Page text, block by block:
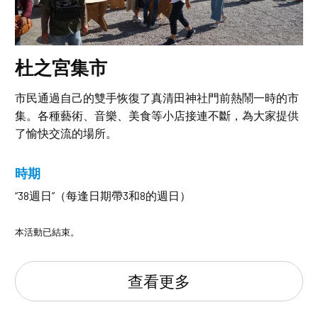
杜之宮集市
市民通過自己的雙手恢復了真清田神社門前熱鬧一時的市
集。各種藝術、音樂、美食等小店接連不斷，為大家提供
了愉快交流的場所。
時期
“38週日”（每逢日期帶3和8的週日）
本活動已結束。
查看更多